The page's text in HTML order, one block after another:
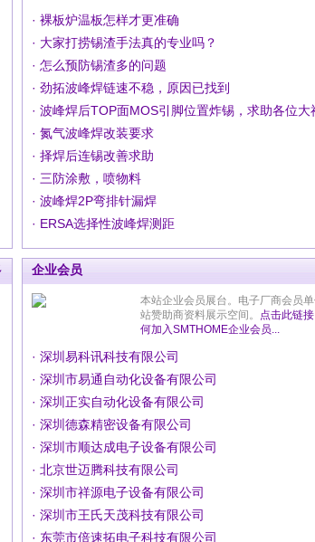
· 裸板炉温板怎样才更准确
· 大家打捞锡渣手法真的专业吗？
· 怎么预防锡渣多的问题
· 劲拓波峰焊链速不稳，原因已找到
· 波峰焊后TOP面MOS引脚位置炸锡，求助各位大
· 氮气波峰焊改装要求
· 择焊后连锡改善求助
· 三防涂敷，喷物料
· 波峰焊2P弯排针漏焊
· ERSA选择性波峰焊测距
企业会员
本站企业会员展台。电子厂商会员
站赞助商资料展示空间。 点击此链
何加入SMTHOME企业会员...
· 深圳易科讯科技有限公司
· 深圳市易通自动化设备有限公司
· 深圳正实自动化设备有限公司
· 深圳德森精密设备有限公司
· 深圳市顺达成电子设备有限公司
· 北京世迈腾科技有限公司
· 深圳市祥源电子设备有限公司
· 深圳市王氏天茂科技有限公司
· 东莞市倍速拓电子科技有限公司